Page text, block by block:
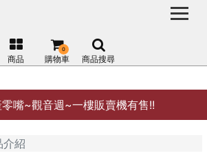
嘴~觀音週~一樓販賣機有售!!
商品 購物車
0
商品搜尋
介紹